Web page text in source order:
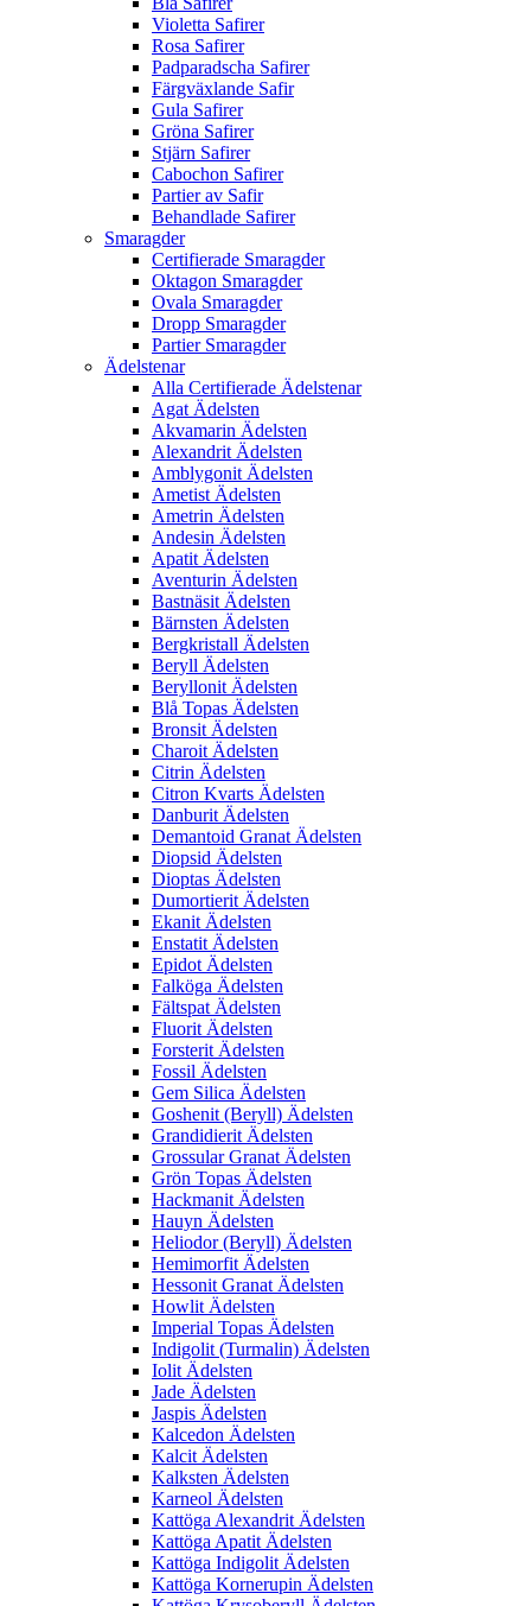
Violetta Safirer
Rosa Safirer
Padparadscha Safirer
Färgväxlande Safir
Gula Safirer
Gröna Safirer
Stjärn Safirer
Cabochon Safirer
Partier av Safir
Behandlade Safirer
Smaragder
Certifierade Smaragder
Oktagon Smaragder
Ovala Smaragder
Dropp Smaragder
Partier Smaragder
Ädelstenar
Alla Certifierade Ädelstenar
Agat Ädelsten
Akvamarin Ädelsten
Alexandrit Ädelsten
Amblygonit Ädelsten
Ametist Ädelsten
Ametrin Ädelsten
Andesin Ädelsten
Apatit Ädelsten
Aventurin Ädelsten
Bastnäsit Ädelsten
Bärnsten Ädelsten
Bergkristall Ädelsten
Beryll Ädelsten
Beryllonit Ädelsten
Blå Topas Ädelsten
Bronsit Ädelsten
Charoit Ädelsten
Citrin Ädelsten
Citron Kvarts Ädelsten
Danburit Ädelsten
Demantoid Granat Ädelsten
Diopsid Ädelsten
Dioptas Ädelsten
Dumortierit Ädelsten
Ekanit Ädelsten
Enstatit Ädelsten
Epidot Ädelsten
Falköga Ädelsten
Fältspat Ädelsten
Fluorit Ädelsten
Forsterit Ädelsten
Fossil Ädelsten
Gem Silica Ädelsten
Goshenit (Beryll) Ädelsten
Grandidierit Ädelsten
Grossular Granat Ädelsten
Grön Topas Ädelsten
Hackmanit Ädelsten
Hauyn Ädelsten
Heliodor (Beryll) Ädelsten
Hemimorfit Ädelsten
Hessonit Granat Ädelsten
Howlit Ädelsten
Imperial Topas Ädelsten
Indigolit (Turmalin) Ädelsten
Iolit Ädelsten
Jade Ädelsten
Jaspis Ädelsten
Kalcedon Ädelsten
Kalcit Ädelsten
Kalksten Ädelsten
Karneol Ädelsten
Kattöga Alexandrit Ädelsten
Kattöga Apatit Ädelsten
Kattöga Indigolit Ädelsten
Kattöga Kornerupin Ädelsten